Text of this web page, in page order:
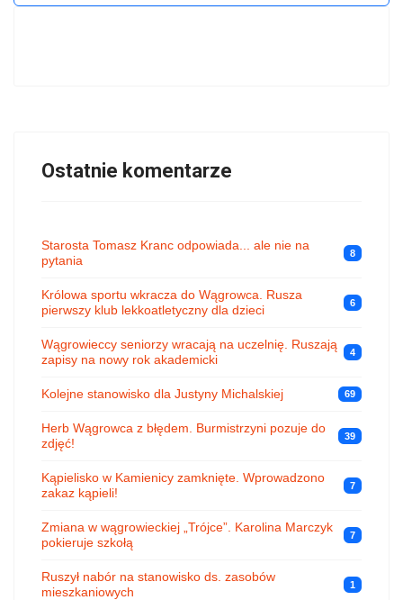
Ostatnie komentarze
Starosta Tomasz Kranc odpowiada... ale nie na
pytania
8
Królowa sportu wkracza do Wągrowca. Rusza
pierwszy klub lekkoatletyczny dla dzieci
6
Wągrowieccy seniorzy wracają na uczelnię. Ruszają
zapisy na nowy rok akademicki
4
Kolejne stanowisko dla Justyny Michalskiej 69
Herb Wągrowca z błędem. Burmistrzyni pozuje do
zdjęć!
39
Kąpielisko w Kamienicy zamknięte. Wprowadzono
zakaz kąpieli!
7
Zmiana w wągrowieckiej „Trójce”. Karolina Marczyk
pokieruje szkołą
7
Ruszył nabór na stanowisko ds. zasobów
mieszkaniowych
1